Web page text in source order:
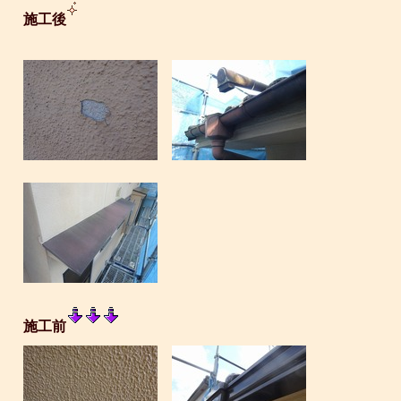
施工後
施工前